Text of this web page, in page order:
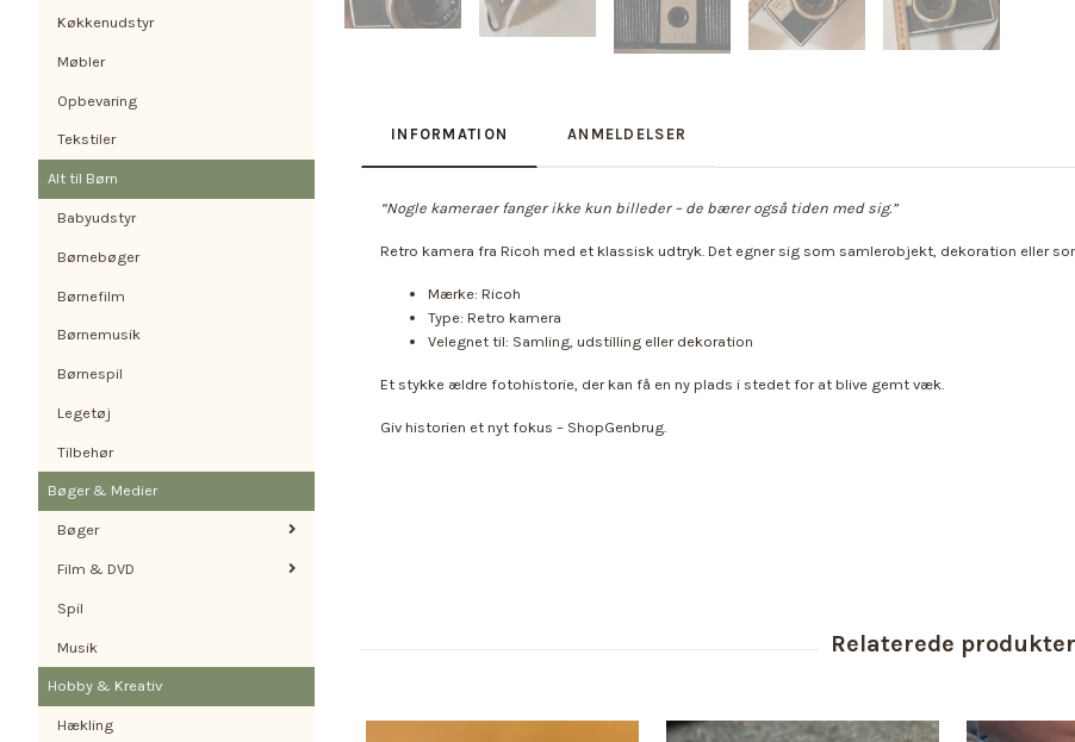
Køkkenudstyr
Møbler
Opbevaring
Tekstiler
Alt til Børn
Babyudstyr
Børnebøger
Børnefilm
Børnemusik
Børnespil
Legetøj
Tilbehør
Bøger & Medier
Bøger
Film & DVD
Spil
Musik
Hobby & Kreativ
Hækling
INFORMATION ANMELDELSER
“Nogle kameraer fanger ikke kun billeder – de bærer også tiden med sig.”
Retro kamera fra Ricoh med et klassisk udtryk. Det egner sig som samlerobjekt, dekoration eller
Mærke: Ricoh
Type: Retro kamera
Velegnet til: Samling, udstilling eller dekoration
Et stykke ældre fotohistorie, der kan få en ny plads i stedet for at blive gemt væk.
Giv historien et nyt fokus – ShopGenbrug.